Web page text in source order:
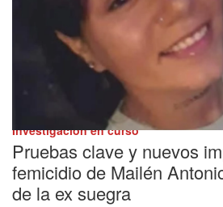
Investigación en curso
Pruebas clave y nuevos
femicidio de Mailén
de la ex suegra